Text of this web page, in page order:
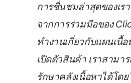
การชื่นชมล่าสุดของเร
จากการร่วมมือของ
ทำงานเกี่ยวกับแผนเนื้
เปิดตัวสินค้า เราสามา
รักษาคลังเนื้อหาได้โดย